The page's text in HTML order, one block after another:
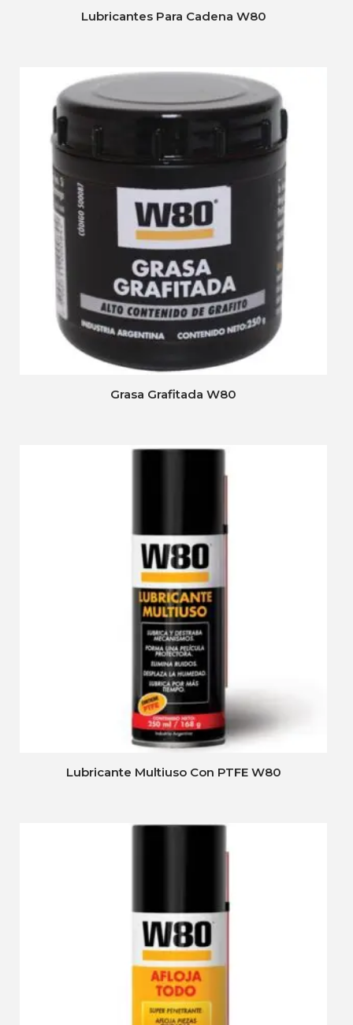
Lubricantes Para Cadena W80
Grasa Grafitada W80
Lubricante Multiuso Con PTFE W80